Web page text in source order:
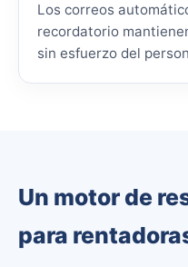
Los correos
recordatorio
sin esfuerzo del
Un motor de
para